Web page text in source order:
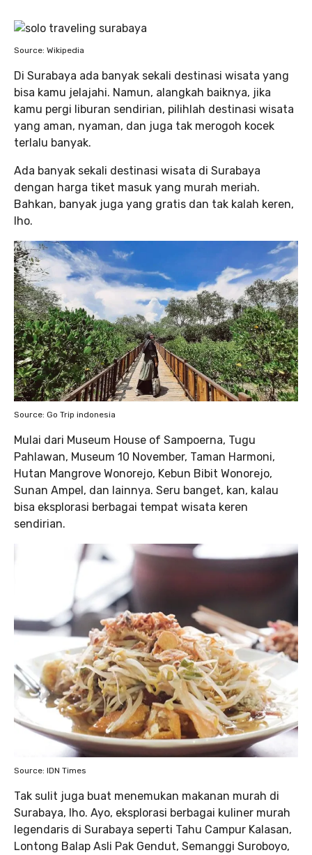
Source: Wikipedia
Di Surabaya ada banyak sekali destinasi wisata yang
bisa kamu jelajahi. Namun, alangkah baiknya, jika
kamu pergi liburan sendirian, pilihlah destinasi wisata
yang aman, nyaman, dan juga tak merogoh kocek
terlalu banyak.
Ada banyak sekali destinasi wisata di Surabaya
dengan harga tiket masuk yang murah meriah.
Bahkan, banyak juga yang gratis dan tak kalah keren,
lho.
Source: Go Trip indonesia
Mulai dari Museum House of Sampoerna, Tugu
Pahlawan, Museum 10 November, Taman Harmoni,
Hutan Mangrove Wonorejo, Kebun Bibit Wonorejo,
Sunan Ampel, dan lainnya. Seru banget, kan, kalau
bisa eksplorasi berbagai tempat wisata keren
sendirian.
Source: IDN Times
Tak sulit juga buat menemukan makanan murah di
Surabaya, lho. Ayo, eksplorasi berbagai kuliner murah
legendaris di Surabaya seperti Tahu Campur Kalasan,
Lontong Balap Asli Pak Gendut, Semanggi Suroboyo,